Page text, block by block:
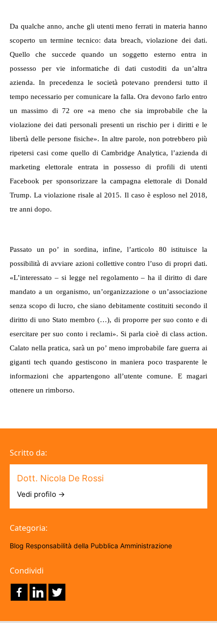
Da qualche anno, anche gli utenti meno ferrati in materia hanno
scoperto un termine tecnico: data breach, violazione dei dati.
Quello che succede quando un soggetto esterno entra in
possesso per vie informatiche di dati custoditi da un’altra
azienda. In precedenza le società potevano prendersi tutto il
tempo necessario per comunicare la falla. Ora devono farlo entro
un massimo di 72 ore «a meno che sia improbabile che la
violazione dei dati personali presenti un rischio per i diritti e le
libertà delle persone fisiche». In altre parole, non potrebbero più
ripetersi casi come quello di Cambridge Analytica, l’azienda di
marketing elettorale entrata in possesso di profili di utenti
Facebook per sponsorizzare la campagna elettorale di Donald
Trump. La violazione risale al 2015. Il caso è esploso nel 2018,
tre anni dopo.
Passato un po’ in sordina, infine, l’articolo 80 istituisce la
possibilità di avviare azioni collettive contro l’uso di propri dati.
«L’interessato – si legge nel regolamento –ha il diritto di dare
mandato a un organismo, un’organizzazione o un’associazione
senza scopo di lucro, che siano debitamente costituiti secondo il
diritto di uno Stato membro (…), di proporre per suo conto e di
esercitare per suo conto i reclami». Si parla cioè di class action.
Calato nella pratica, sarà un po’ meno improbabile fare guerra ai
giganti tech quando gestiscono in maniera poco trasparente le
informazioni che appartengono all’utente comune. E magari
ottenere un rimborso.
Scritto da:
Dott. Nicola De Rossi
Vedi profilo →
Categoria:
Blog Responsabilità della Pubblica Amministrazione
Condividi